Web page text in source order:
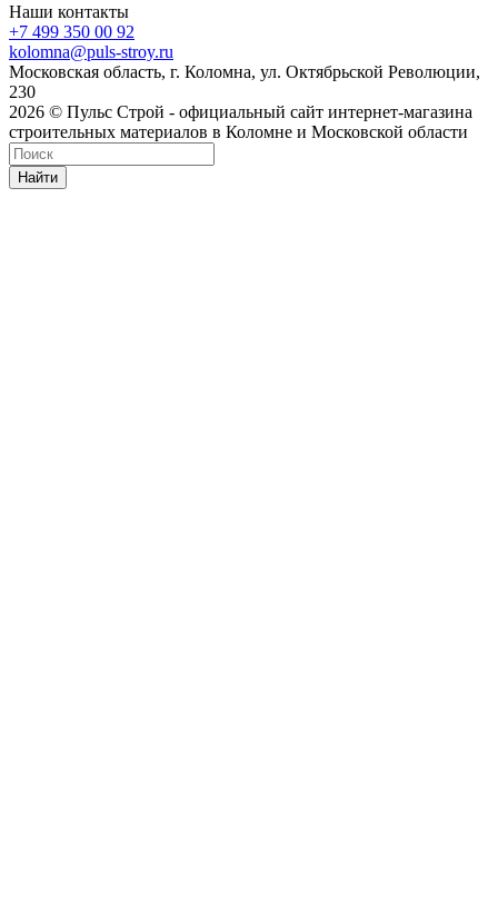
Наши контакты
+7 499 350 00 92
kolomna@puls-stroy.ru
Московская область, г. Коломна, ул. Октябрьской Революции,
230
2026 © Пульс Строй - официальный сайт интернет-магазина
строительных материалов в Коломне и Московской области
Найти